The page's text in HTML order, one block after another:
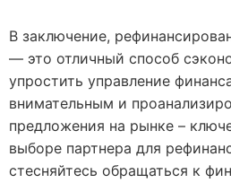
В заключение,
— это отличный способ
упростить управление
внимательным и
предложения на рынке –
выборе партнера для
стесняйтесь обращаться к